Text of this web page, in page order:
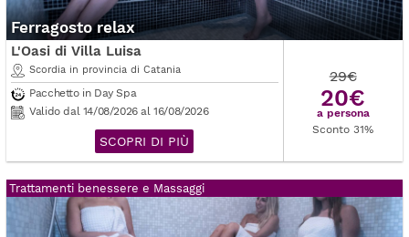
Ferragosto relax
L'Oasi di Villa Luisa
Scordia in provincia di Catania
Pacchetto in Day Spa
Valido dal 14/08/2026 al 16/08/2026
SCOPRI DI PIÙ
29€
20€
a persona
Sconto 31%
Trattamenti benessere e Massaggi